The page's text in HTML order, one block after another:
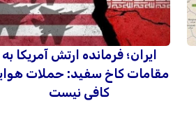
ایران؛ فرمانده ارتش آمریکا به
مقامات کاخ سفید: حملات
کافی نیست